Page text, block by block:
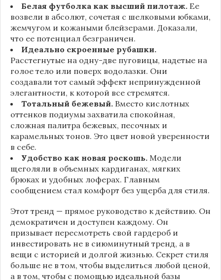
Белая футболка как высший пилотаж. Ее
возвели в абсолют, сочетая с шелковыми юбками,
жемчугом и кожаными блейзерами. Доказали,
что ее потенциал безграничен.
Идеально скроенные рубашки.
Расстегнутые на одну-две пуговицы, надетые на
голое тело или поверх водолазки. Они
создавали тот самый эффект непринужденной
элегантности, к которой все стремятся.
Тотальный бежевый. Вместо кислотных
оттенков подиумы захватила спокойная,
сложная палитра бежевых, песочных и
карамельных тонов. Это цвет новой уверенности
в себе.
Удобство как новая роскошь. Модели
щеголяли в объемных кардиганах, мягких
брюках и удобных лоферах. Главным
сообщением стал комфорт без ущерба для стиля.
Этот тренд — прямое руководство к действию. Он
демократичен и доступен каждому. Он
призывает пересмотреть свой гардероб и
инвестировать не в сиюминутный тренд, а в
вещи с историей и долгой жизнью. Секрет стиля
больше не в том, чтобы выделиться любой ценой,
а в том, чтобы с помощью идеальной базы